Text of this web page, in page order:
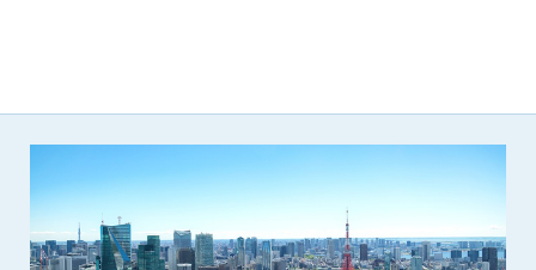
(3) 広告掲載料金の支払が遅延した場合
(4) その他、管理者が不適当と判断した場合
第8条（サービスの変更・中止等）
管理者は、会員の承諾なく、本サービス内容の変更(新規追加、
廃止を含み)し、本サービスの運営を中止または廃止することが